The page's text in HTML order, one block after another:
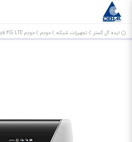
ایده آل گستر تجهیزات شبکه مودم مودم 4G LTE قابل حمل تی پی لینک مدل M7650